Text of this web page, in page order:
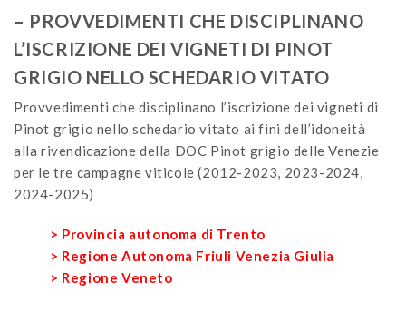
– PROVVEDIMENTI CHE DISCIPLINANO
L’ISCRIZIONE DEI VIGNETI DI PINOT
GRIGIO NELLO SCHEDARIO VITATO
Provvedimenti che disciplinano l’iscrizione dei vigneti di
Pinot grigio nello schedario vitato ai fini dell’idoneità
alla rivendicazione della DOC Pinot grigio delle Venezie
per le tre campagne viticole (2012-2023, 2023-2024,
2024-2025)
> Provincia autonoma di Trento
> Regione Autonoma Friuli Venezia Giulia
> Regione Veneto